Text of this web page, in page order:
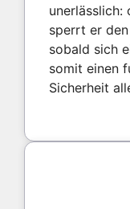
unerlässlich:
sperrt er
sobald sich
somit einen
Sicherheit